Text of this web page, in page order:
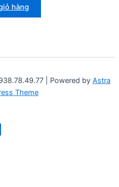
hàng
| Powered by Astra
Theme